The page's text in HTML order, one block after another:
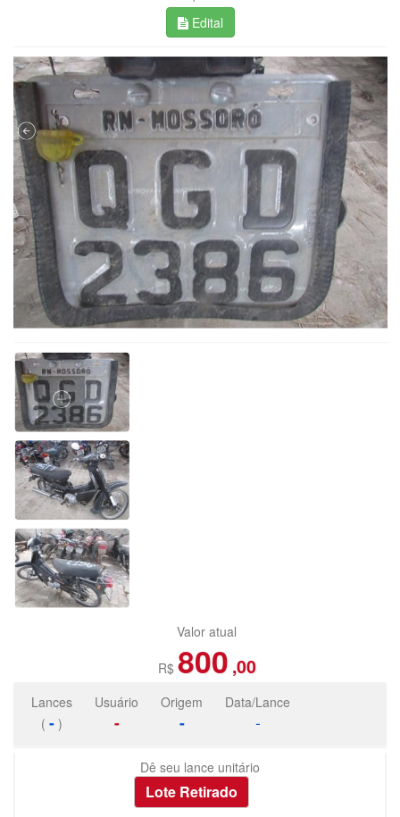
Edital
Valor atual
R$ 800 ,00
Lances
( - )
Usuário
-
Origem
-
Data/Lance
-
Dê seu lance unitário